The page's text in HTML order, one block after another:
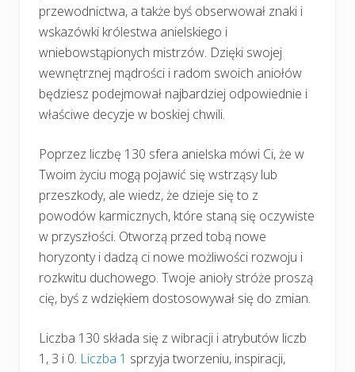
przewodnictwa, a także byś obserwował znaki i
wskazówki królestwa anielskiego i
wniebowstąpionych mistrzów. Dzięki swojej
wewnętrznej mądrości i radom swoich aniołów
będziesz podejmował najbardziej odpowiednie i
właściwe decyzje w boskiej chwili.
Poprzez liczbę 130 sfera anielska mówi Ci, że w
Twoim życiu mogą pojawić się wstrząsy lub
przeszkody, ale wiedz, że dzieje się to z
powodów karmicznych, które staną się oczywiste
w przyszłości. Otworzą przed tobą nowe
horyzonty i dadzą ci nowe możliwości rozwoju i
rozkwitu duchowego. Twoje anioły stróże proszą
cię, byś z wdziękiem dostosowywał się do zmian.
Liczba 130 składa się z wibracji i atrybutów liczb
1, 3 i 0. Liczba 1 sprzyja tworzeniu, inspiracji,